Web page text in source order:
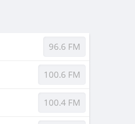
96.6 FM
100.6 FM
100.4 FM